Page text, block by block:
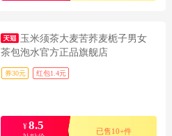
玉米须茶大麦苦荞麦栀子男女
茶包泡水官方正品旗舰店
券30元 红包1.4元
¥8.5 已售10+件